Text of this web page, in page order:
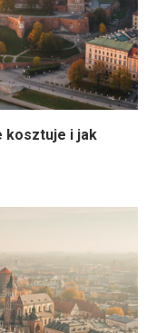
kosztuje i jak